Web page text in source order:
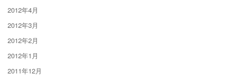
2012年4月
2012年3月
2012年2月
2012年1月
2011年12月